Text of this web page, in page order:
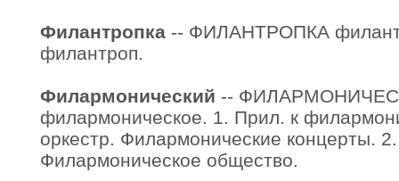
Филантропка -- ФИЛАНТРОПКА
филантроп.
Филармонический --
филармоническое. 1. Прил. к
оркестр. Филармонические концерты.
Филармоническое общество.